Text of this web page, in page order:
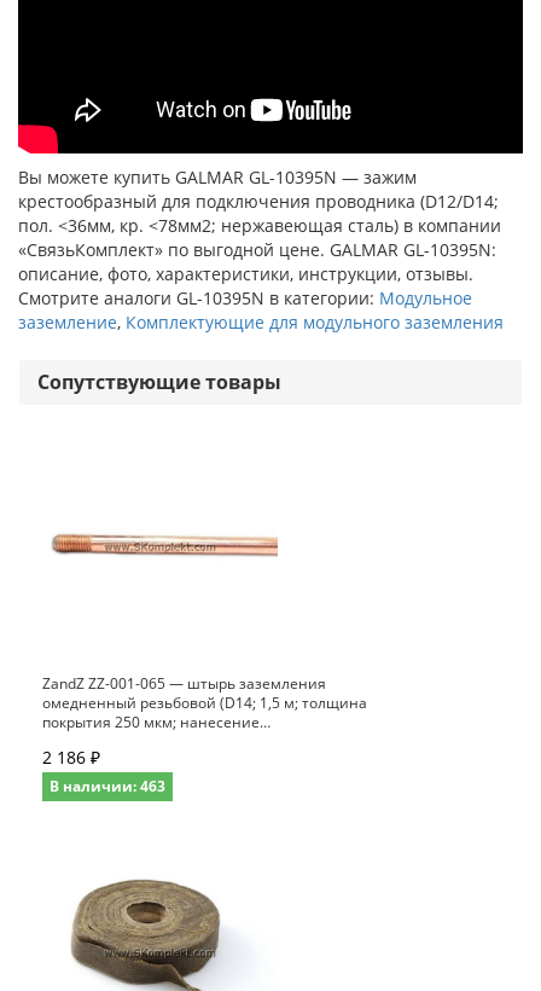
Вы можете купить GALMAR GL-10395N — зажим
крестообразный для подключения проводника (D12/D14;
пол. <36мм, кр. <78мм2; нержавеющая сталь) в компании
«СвязьКомплект» по выгодной цене. GALMAR GL-10395N:
описание, фото, характеристики, инструкции, отзывы.
Смотрите аналоги GL-10395N в категории: Модульное
заземление, Комплектующие для модульного заземления
Сопутствующие товары
ZandZ ZZ-001-065 — штырь заземления
омедненный резьбовой (D14; 1,5 м; толщина
покрытия 250 мкм; нанесение
2 186 ₽
В наличии: 463